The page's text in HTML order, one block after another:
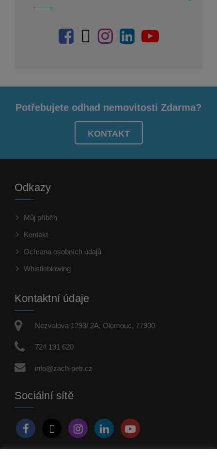
Potřebujete odhad nemovitosti Zdarma?
KONTAKT
Odkazy
Můj příběh
Kontakt
Ochrana osobních údajů
Whistleblowing
Kontaktní údaje
Nezvalova 1293/ 2A, Olomouc, 77900
724 191 620
info@zach-petr.cz
Sociální sítě